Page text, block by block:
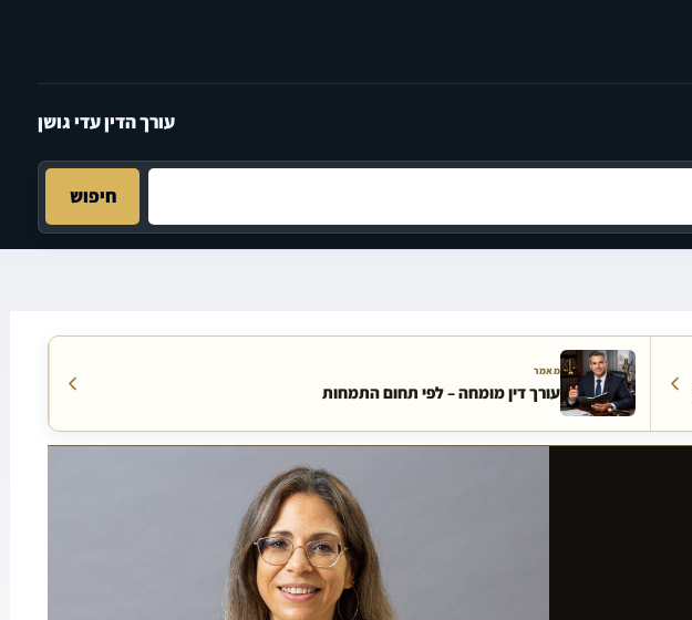
עורך הדין עדי גושן
חיפוש
מאמר
עורך דין מומחה – לפי תחום התמחות